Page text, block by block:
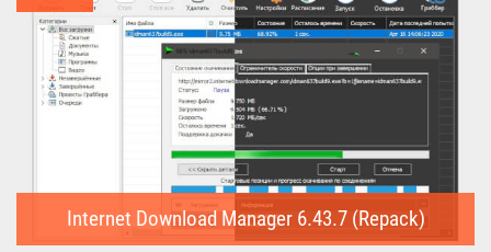
Internet Download Manager 6.43.7 (Repack)